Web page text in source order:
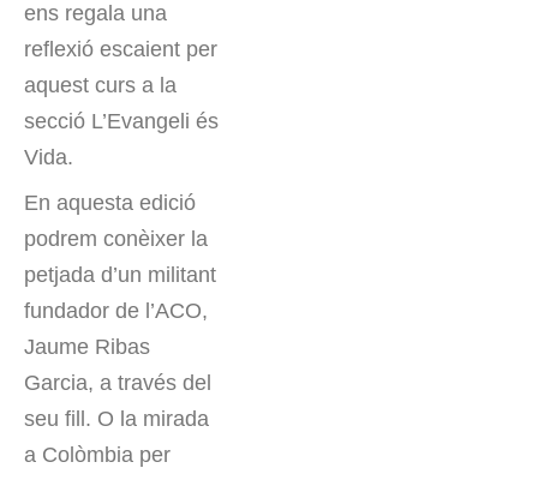
ens regala una
reflexió escaient per
aquest curs a la
secció L’Evangeli és
Vida.
En aquesta edició
podrem conèixer la
petjada d’un militant
fundador de l’ACO,
Jaume Ribas
Garcia, a través del
seu fill. O la mirada
a Colòmbia per